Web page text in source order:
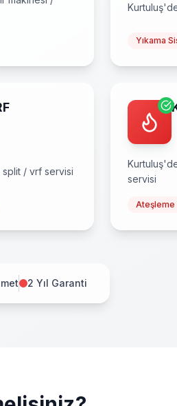
Kurtuluş
Yıkama
split / vrf servisi
Kurtuluş
servisi
Ateşleme
2 Yıl Garanti